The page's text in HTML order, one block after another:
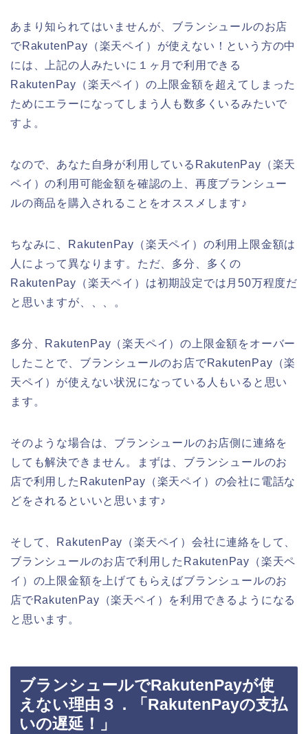
あまり知られてはいませんが、ブランシュールのお店
でRakutenPay（楽天ペイ）が使えない！という方の中
には、上記の人みたいに１ヶ月で利用できる
RakutenPay（楽天ペイ）の上限金額を超えてしまった
ためにエラーになってしまう人も数多くいるみたいで
すよ。
なので、あなた自身が利用しているRakutenPay（楽天
ペイ）の利用可能金額を確認の上、再度ブランシュー
ルの商品を購入されることをオススメします♪
ちなみに、RakutenPay（楽天ペイ）の利用上限金額は
人によって異なります。ただ、多分、多くの
RakutenPay（楽天ペイ）は初期設定では月50万程度だ
と思いますが、、、。
多分、RakutenPay（楽天ペイ）の上限金額をオーバー
したことで、ブランシュールのお店でRakutenPay（楽
天ペイ）が使えない状況になっている人もいると思い
ます。
そのような場合は、ブランシュールのお店側に連絡を
しても解決できません。まずは、ブランシュールのお
店で利用したRakutenPay（楽天ペイ）の会社に電話な
どをされるといいと思います♪
そして、RakutenPay（楽天ペイ）会社に連絡をして、
ブランシュールのお店で利用したRakutenPay（楽天ペ
イ）の上限金額を上げてもらえばブランシュールのお
店でRakutenPay（楽天ペイ）を利用できるようになる
と思います。
ブランシュールでRakutenPayが使
えない理由３．「RakutenPayの支払
いの遅延！」